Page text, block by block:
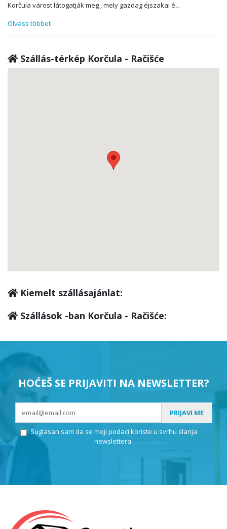
Korčula várost látogatják meg , mely gazdag éjszakai é...
Olvass többet
Szállás-térkép Korčula - Račišće
Kiemelt szállásajánlat:
Szállások -ban Korčula - Račišće:
HOĆEŠ SE PRIJAVITI NA NEWSLETTER?
PRIJAVI ME
Suglasan sam da se moji podaci koriste u svrhu slanja
newslettera.